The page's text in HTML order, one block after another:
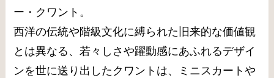
ー・クワント。
西洋の伝統や階級文化に縛られた旧来的な価値観
とは異なる、若々しさや躍動感にあふれるデザイ
ンを世に送り出したクワントは、ミニスカートや